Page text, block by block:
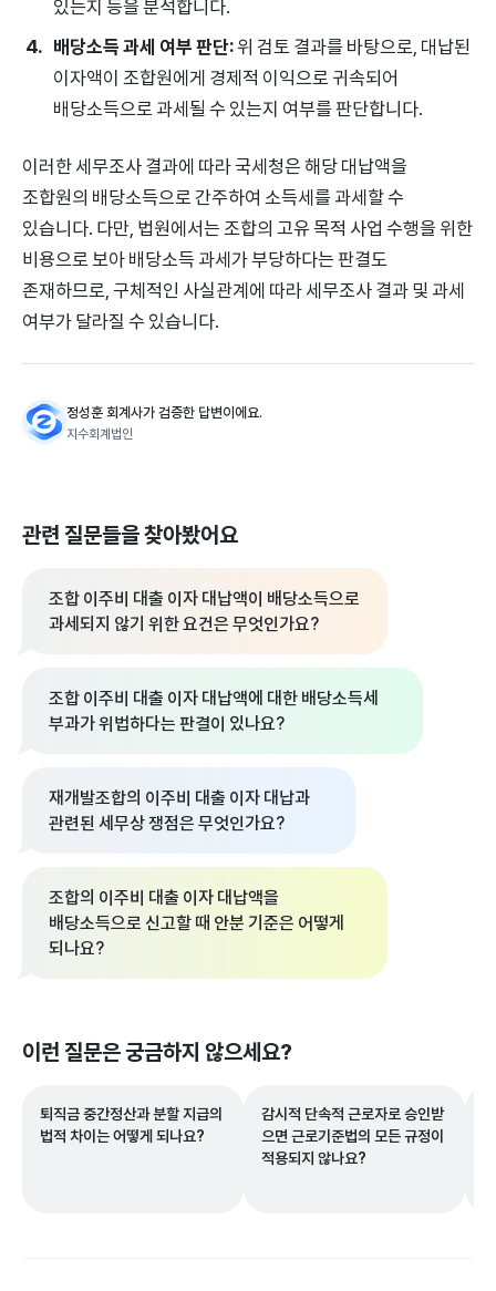
있는지 등을 분석합니다.
배당소득 과세 여부 판단:위 검토 결과를 바탕으로, 대납된
이자액이 조합원에게 경제적 이익으로 귀속되어
배당소득으로 과세될 수 있는지 여부를 판단합니다.
이러한 세무조사 결과에 따라 국세청은 해당 대납액을
조합원의 배당소득으로 간주하여 소득세를 과세할 수
있습니다. 다만, 법원에서는 조합의 고유 목적 사업 수행을 위한
비용으로 보아 배당소득 과세가 부당하다는 판결도
존재하므로, 구체적인 사실관계에 따라 세무조사 결과 및 과세
여부가 달라질 수 있습니다.
정성훈 회계사가 검증한 답변이에요.
지수회계법인
관련 질문들을 찾아봤어요
조합 이주비 대출 이자 대납액이 배당소득으로
과세되지 않기 위한 요건은 무엇인가요?
조합 이주비 대출 이자 대납액에 대한 배당소득세
부과가 위법하다는 판결이 있나요?
재개발조합의 이주비 대출 이자 대납과
관련된 세무상 쟁점은 무엇인가요?
조합의 이주비 대출 이자 대납액을
배당소득으로 신고할 때 안분 기준은 어떻게
되나요?
이런 질문은 궁금하지 않으세요?
퇴직금 중간정산과 분할 지급의
법적 차이는 어떻게 되나요?
감시적 단속적 근로자로 승인받
으면 근로기준법의 모든 규정이
적용되지 않나요?